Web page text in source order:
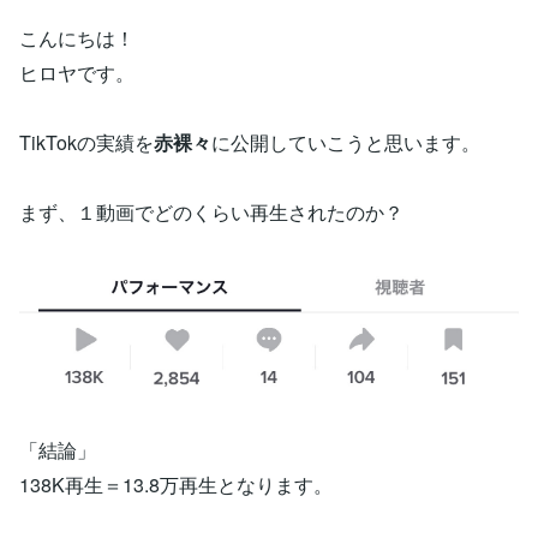
こんにちは！
ヒロヤです。
TikTokの実績を赤裸々に公開していこうと思います。
まず、１動画でどのくらい再生されたのか？
「結論」
138K再生＝13.8万再生となります。